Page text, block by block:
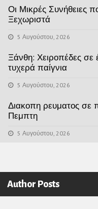
Οι Μικρές Συνήθειες
Ξεχωριστά
5 Αυγούστου, 2026
Ξάνθη: Χειροπέδες σε
τυχερά παίγνια
5 Αυγούστου, 2026
Διακοπη ρευματος σε
Πεμπτη
5 Αυγούστου, 2026
Author Posts